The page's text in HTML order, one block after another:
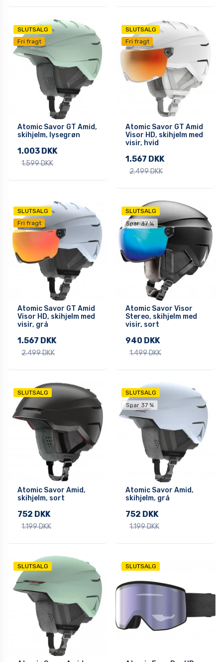
SLUTSALG
Fri fragt
Atomic Savor GT Amid,
skihjelm, lysegrøn
1.003 DKK
1.599 DKK
SLUTSALG
Fri fragt
Atomic Savor GT Amid
Visor HD, skihjelm med
visir, hvid
1.567 DKK
2.499 DKK
SLUTSALG
Fri fragt
Atomic Savor GT Amid
Visor HD, skihjelm med
visir, grå
1.567 DKK
2.499 DKK
SLUTSALG
Spar 37 %
Atomic Savor Visor
Stereo, skihjelm med
visir, sort
940 DKK
1.499 DKK
SLUTSALG
Atomic Savor Amid,
skihjelm, sort
752 DKK
1.199 DKK
SLUTSALG
Spar 37 %
Atomic Savor Amid,
skihjelm, grå
752 DKK
1.199 DKK
SLUTSALG SLUTSALG